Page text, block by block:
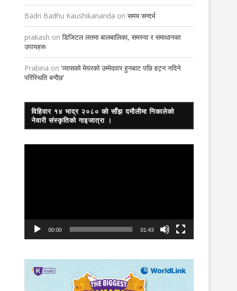
सरकारको फेरबदल र संविधानको प्रयोग
11th July 2024
कम्प्यूटर सम्बन्धी कसूर
28th July 2022
Badri Badhu Kaushikananda on समय सन्दर्भ
prakash on डिजिटल लतमा बालबालिका, समस्या र समाधानका
उपायहरू
Prabina on ‘व्यासको मेयरको उम्मेदवार हुनबाट पछि हट्न नदिने
परिस्थिति बन्दैछ’
विहिवार १४ भाद्र २०८० को साँझ दमौलीमा निकालेको
नेवारी संस्कृतिको गाइजात्रा ।
00:00 01:43